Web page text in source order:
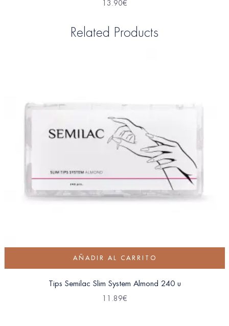
13.90€
Related Products
AÑADIR AL CARRITO
Tips Semilac Slim System Almond 240 u
11.89€